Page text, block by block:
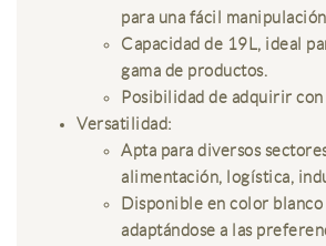
para una fácil
Capacidad de 19L, ideal
gama de productos.
Posibilidad de adquirir con
Versatilidad:
Apta para diversos
alimentación, logística,
Disponible en color blanco
adaptándose a las